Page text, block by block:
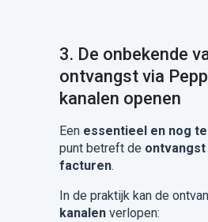
3. De onbekende
ontvangst via
kanalen openen
Een essentieel en nog
punt betreft de ontvangst
facturen.
In de praktijk kan de
kanalenverlopen: